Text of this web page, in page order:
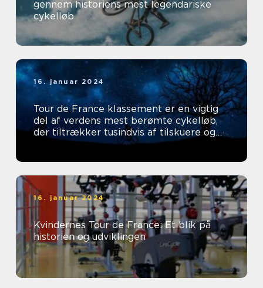
gennem historiens mest legendariske
cykelløb
16. januar 2024
Tour de France klassement er en vigtig
del af verdens mest berømte cykelløb,
der tiltrækker tusindvis af tilskuere og
tv-seere hvert år
16. januar 2024
Kvindernes Tour de France: Et blik på
historien og udviklingen